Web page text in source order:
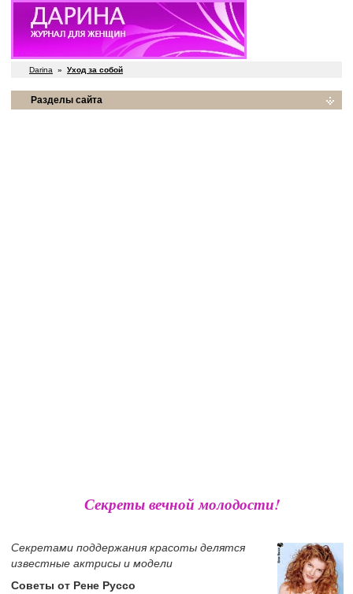
Darina » Уход за собой
Разделы сайта
Секреты вечной молодости!
Секретами поддержания красоты делятся
известные актрисы и модели
Советы от Рене Руссо